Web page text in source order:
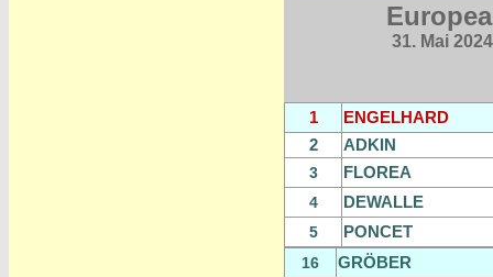
31. Mai
1
ENGELHARD
2
ADKIN
3 FLOREA
4 DEWALLE
5 PONCET
16 GRÖBER